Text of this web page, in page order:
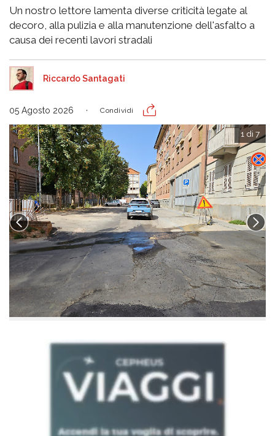
Un nostro lettore lamenta diverse criticità legate al
decoro, alla pulizia e alla manutenzione dell'asfalto a
causa dei recenti lavori stradali
Riccardo Santagati
05 Agosto 2026 Condividi
1 di 7